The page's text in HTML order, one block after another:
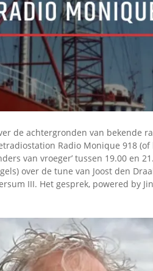
Omroepbanden
Stoomfluit Klaas
Vaak
Uitvinding
jinglecassette
de achtergronden van bekende
Radio Monique 918
van vroeger’ tussen 19.00 en
over de tune van Joost den
III. Het gesprek, powered by